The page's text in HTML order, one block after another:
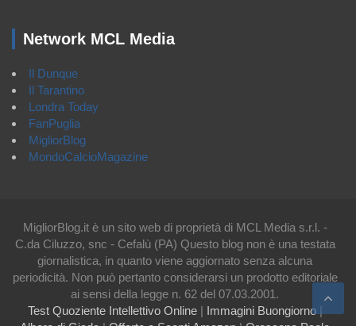
Network MCL Media
Il Dunque
Il Tarantino
Londra Today
FanPuglia
MigliorBlog
MondoCalcioMagazine
MigliorBlog.it è un sito web di proprietà di MCL Media s.r.l. -
C.da Ciluzzo, snc - Cefalù (PA) Questo blog non è una testata
giornalistica, in quanto viene aggiornato senza alcuna
periodicità. Non può pertanto considerarsi un prodotto editoriale
ai sensi della legge n. 62 del 07.03.2001.
Test Quoziente Intellettivo Online| Immagini Buongiorno|